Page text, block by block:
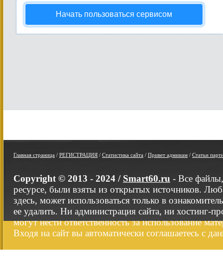
Начать пользоваться сервисом
Главная страница / РЕГИСТРАЦИЯ / Статистика сайта / Привет админам / Статьи
Copyright © 2013 - 2024 / Smart60.ru - Все
ресурсе, были взяты из открытых источников.
здесь, может использоваться только в
ее удалить. Ни администрация сайта, ни хостинг-
могут нести ответственность за использование
Входя на сайт вы автоматически соглашаетесь с